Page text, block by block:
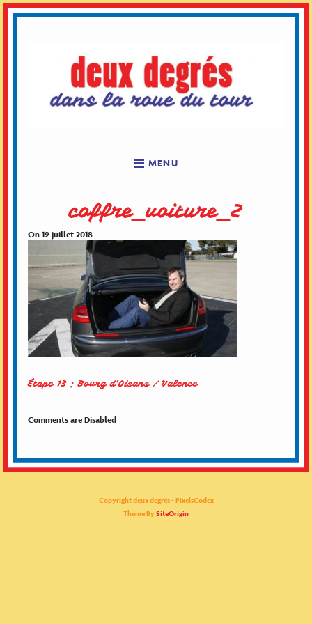
MENU
coffre_voiture_2
On 19 juillet 2018
Étape 13 : Bourg d’Oisans / Valence
Comments are Disabled
Copyright deux degrés - PixelsCodex
Theme By SiteOrigin